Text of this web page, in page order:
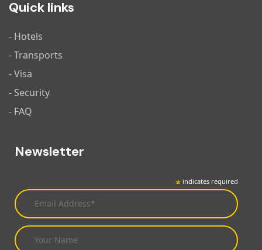
Quick links
- Hotels
- Transports
- Visa
- Security
- FAQ
Newsletter
* indicates required